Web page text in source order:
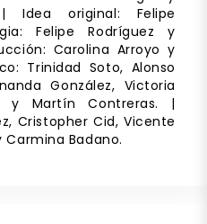
| Idea original: Felipe
Felipe Rodríguez y
Carolina Arroyo y
Trinidad Soto, Alonso
González, Victoria
y Martín Contreras. |
Cristopher Cid, Vicente
Carmina Badano.